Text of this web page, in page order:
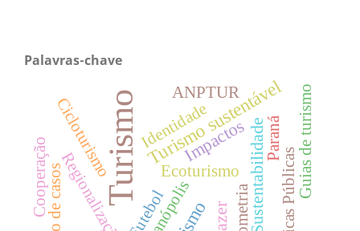
Palavras-chave
TurismoTurismo sustentável
Impactos
Lazer Sustentabilidade
Ecoturismo
Regionalização
Paraná
Políticas Públicas
Identidade
Futebol
ANPTUR Guias de turismo
Cicloturismo
Cooperação